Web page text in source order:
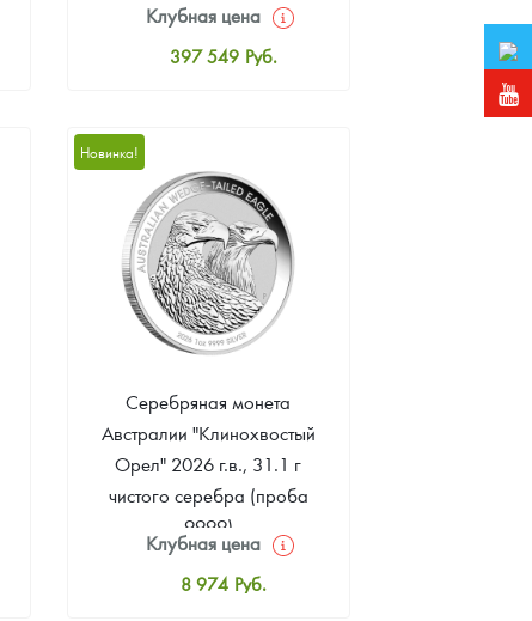
Клубная цена
397 549 Руб.
377 672 Руб.
Новинка!
Серебряная монета
Австралии "Клинохвостый
Орел" 2026 г.в., 31.1 г
чистого серебра (проба
9999)
Клубная цена
8 974 Руб.